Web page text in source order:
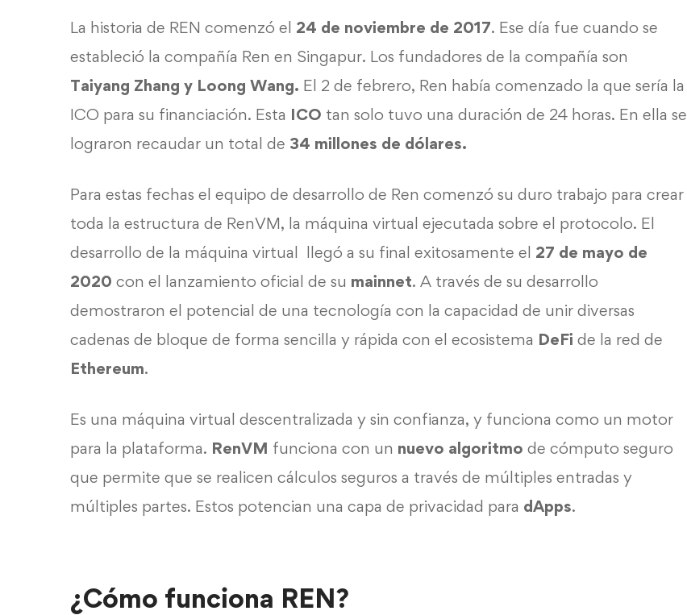
La historia de REN comenzó el 24 de noviembre de 2017. Ese día fue cuando se
estableció la compañía Ren en Singapur. Los fundadores de la compañía son
Taiyang Zhang y Loong Wang. El 2 de febrero, Ren había comenzado la que sería la
ICO para su financiación. Esta ICO tan solo tuvo una duración de 24 horas. En ella se
lograron recaudar un total de 34 millones de dólares.
Para estas fechas el equipo de desarrollo de Ren comenzó su duro trabajo para crear
toda la estructura de RenVM, la máquina virtual ejecutada sobre el protocolo. El
desarrollo de la máquina virtual llegó a su final exitosamente el 27 de mayo de
2020 con el lanzamiento oficial de su mainnet. A través de su desarrollo
demostraron el potencial de una tecnología con la capacidad de unir diversas
cadenas de bloque de forma sencilla y rápida con el ecosistema DeFi de la red de
Ethereum.
Es una máquina virtual descentralizada y sin confianza, y funciona como un motor
para la plataforma. RenVM funciona con un nuevo algoritmo de cómputo seguro
que permite que se realicen cálculos seguros a través de múltiples entradas y
múltiples partes. Estos potencian una capa de privacidad para dApps.
¿Cómo funciona REN?